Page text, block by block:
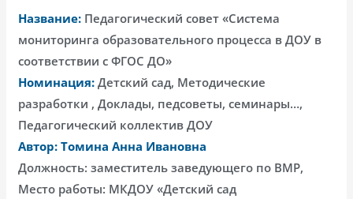
Название: Педагогический совет «Система
мониторинга образовательного процесса в ДОУ в
соответствии с ФГОС ДО»
Номинация: Детский сад, Методические
разработки , Доклады, педсоветы, семинары…,
Педагогический коллектив ДОУ
Автор: Томина Анна Ивановна
Должность: заместитель заведующего по ВМР,
Место работы: МКДОУ «Детский сад